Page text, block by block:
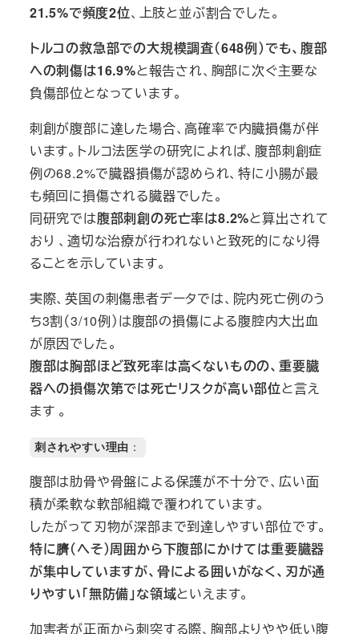
21.5%で頻度2位、上肢と並ぶ割合でした。
トルコの救急部での大規模調査（648例）でも、腹部
への刺傷は16.9%と報告され、胸部に次ぐ主要な
負傷部位となっています。
刺創が腹部に達した場合、高確率で内臓損傷が伴
います。トルコ法医学の研究によれば、腹部刺創症
例の68.2%で臓器損傷が認められ、特に小腸が最
も頻回に損傷される臓器でした。
同研究では腹部刺創の死亡率は8.2%と算出されて
おり 、適切な治療が行われないと致死的になり得
ることを示しています。
実際、英国の刺傷患者データでは、院内死亡例のう
ち3割（3/10例）は腹部の損傷による腹腔内大出血
が原因でした。
腹部は胸部ほど致死率は高くないものの、重要臓
器への損傷次第では死亡リスクが高い部位と言え
ます 。
刺されやすい理由 ：
腹部は肋骨や骨盤による保護が不十分で、広い面
積が柔軟な軟部組織で覆われています。
したがって刃物が深部まで到達しやすい部位です。
特に臍（へそ）周囲から下腹部にかけては重要臓器
が集中していますが、骨による囲いがなく、刃が通
りやすい「無防備」な領域といえます。
加害者が正面から刺突する際、胸部よりやや低い腹